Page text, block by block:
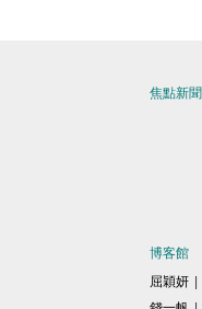
焦點新聞
博客館
屈穎妍